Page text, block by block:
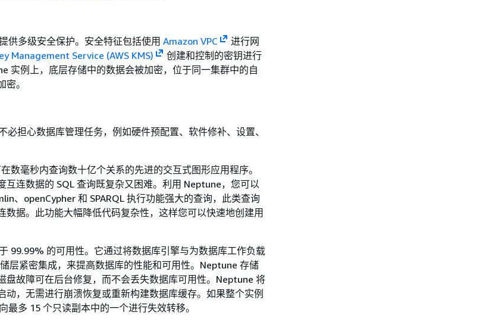
供多级安全保护。安全特征包括使用 Amazon VPC
进行网
Management Service (AWS KMS)
创建和控制的密钥进行
实例上，底层存储中的数据会被加密，位于同一集群中的自
。
必担心数据库管理任务，例如硬件预配置、软件修补、设置、
数毫秒内查询数十亿个关系的先进的交互式图形应用程序。
互连数据的 SQL 查询既复杂又困难。利用 Neptune，您可以
、openCypher 和 SPARQL 执行功能强大的查询，此类查询
数据。此功能大幅降低代码复杂性，这样您可以快速地创建用
99.99% 的可用性。它通过将数据库引擎与为数据库工作负载
层紧密集成，来提高数据库的性能和可用性。Neptune 存储
盘故障可在后台修复，而不会丢失数据库可用性。Neptune 将
动，无需进行崩溃恢复或重新构建数据库缓存。如果整个实例
最多 15 个只读副本中的一个进行失效转移。